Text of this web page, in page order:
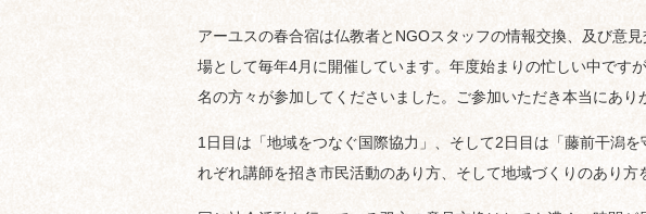
アーユスの春合宿は仏教者とNGOスタッフの情報交換、及び意
場として毎年4月に開催しています。年度始まりの忙しい中です
名の方々が参加してくださいました。ご参加いただき本当にあり
1日目は「地域をつなぐ国際協力」、そして2日目は「藤前干潟
れぞれ講師を招き市民活動のあり方、そして地域づくりのあり方